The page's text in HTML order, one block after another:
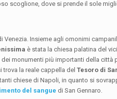
scoglione, dove si prende il sole
Venezia. Insieme agli omonimi
è stata la chiesa palatina del
dei monumenti più importanti della
la reale cappella del Tesoro di
chiese di Napoli, in quanto si
del sangue di San Gennaro.